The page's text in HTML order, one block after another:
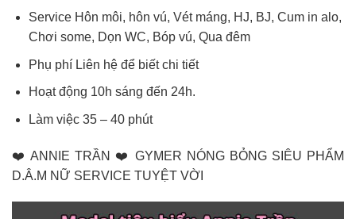
Service Hôn môi, hôn vú, Vét máng, HJ, BJ, Cum in alo,
Chơi some, Dọn WC, Bóp vú, Qua đêm
Phụ phí Liên hệ để biết chi tiết
Hoạt động 10h sáng đến 24h.
Làm việc 35 – 40 phút
❤️ ANNIE TRẦN ❤️ GYMER NÓNG BỎNG SIÊU PHẨM
D.Â.M NỮ SERVICE TUYỆT VỜI